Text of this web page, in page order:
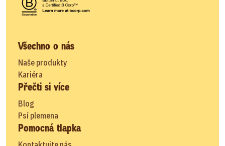
Všechno o nás
Naše produkty
Kariéra
Přečti si více
Blog
Psí plemena
Pomocná tlapka